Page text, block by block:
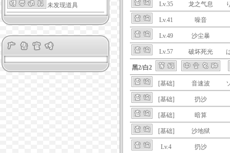
未发现道具 Lv.35 龙之气息
Lv.41 噪音
Lv.49 沙尘暴
Lv.57 破坏死光
黑2/白2
[基础] 音速波
[基础] 扔沙
[基础] 暗算
[基础] 沙地狱
Lv.4 扔沙